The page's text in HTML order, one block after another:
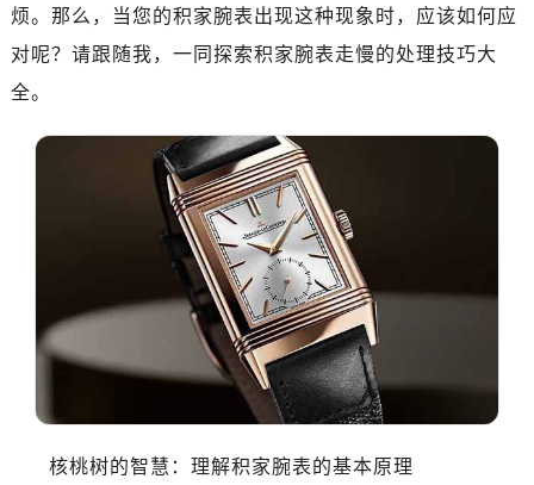
烦。那么，当您的积家腕表出现这种现象时，应该如何应
对呢？请跟随我，一同探索积家腕表走慢的处理技巧大
全。
核桃树的智慧：理解积家腕表的基本原理